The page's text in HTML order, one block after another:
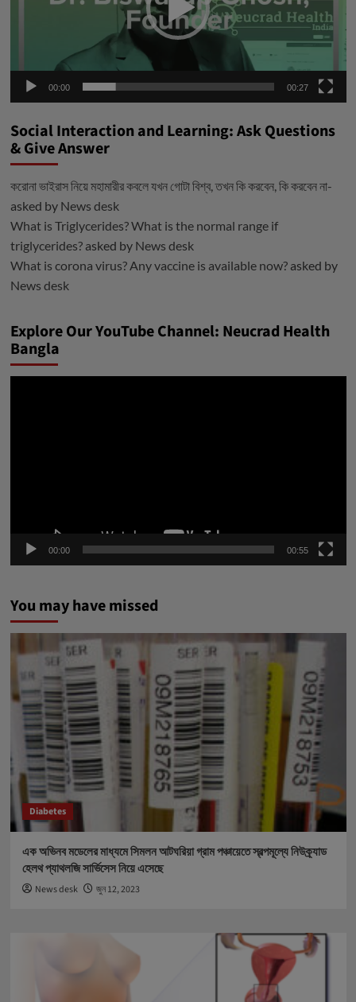
00:00 00:27
Social Interaction and Learning: Ask Questions
& Give Answer
করোনা ভাইরাস নিয়ে মহামারীর কবলে যখন গোটা বিশ্ব, তখন কি করবেন, কি করবেন না-
asked by News desk
What is Triglycerides? What is the normal range if
triglycerides?asked by News desk
What is corona virus? Any vaccine is available now?asked by
News desk
Explore Our YouTube Channel: Neucrad Health
Bangla
00:00 00:55
You may have missed
Diabetes
এক অভিনব মডেলের মাধ্যমে সিমলন আটঘরিয়া গ্রাম পঞ্চায়েতে স্বল্পমূল্যে নিউক্র্যাড
হেলথ প্যাথলজি সার্ভিসেস নিয়ে এসেছে
News desk জুন 12, 2023